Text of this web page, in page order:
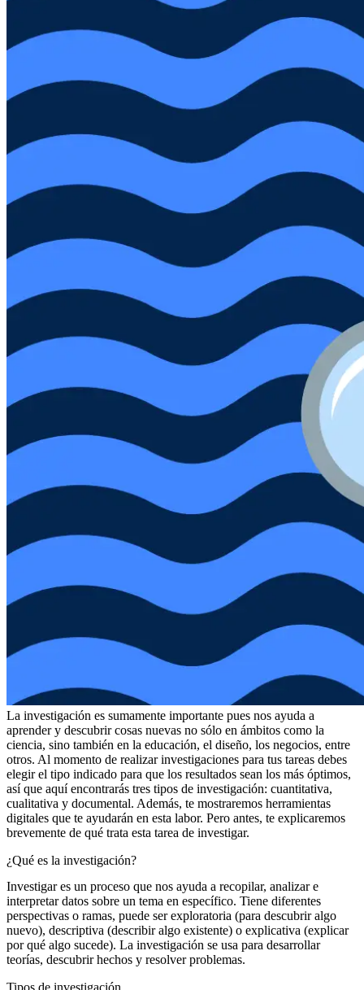
La investigación es sumamente importante pues nos ayuda a
aprender y descubrir cosas nuevas no sólo en ámbitos como la
ciencia, sino también en la educación, el diseño, los negocios, entre
otros. Al momento de realizar investigaciones para tus tareas debes
elegir el tipo indicado para que los resultados sean los más óptimos,
así que aquí encontrarás tres tipos de investigación: cuantitativa,
cualitativa y documental. Además, te mostraremos herramientas
digitales que te ayudarán en esta labor. Pero antes, te explicaremos
brevemente de qué trata esta tarea de investigar.
¿Qué es la investigación?
Investigar es un proceso que nos ayuda a recopilar, analizar e
interpretar datos sobre un tema en específico. Tiene diferentes
perspectivas o ramas, puede ser exploratoria (para descubrir algo
nuevo), descriptiva (describir algo existente) o explicativa (explicar
por qué algo sucede). La investigación se usa para desarrollar
teorías, descubrir hechos y resolver problemas.
Tipos de investigación